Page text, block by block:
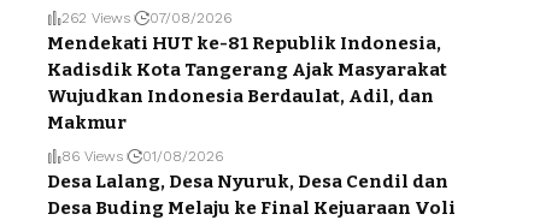
262 Views 07/08/2026
Mendekati HUT ke-81 Republik Indonesia,
Kadisdik Kota Tangerang Ajak Masyarakat
Wujudkan Indonesia Berdaulat, Adil, dan
Makmur
86 Views 01/08/2026
Desa Lalang, Desa Nyuruk, Desa Cendil dan
Desa Buding Melaju ke Final Kejuaraan Voli